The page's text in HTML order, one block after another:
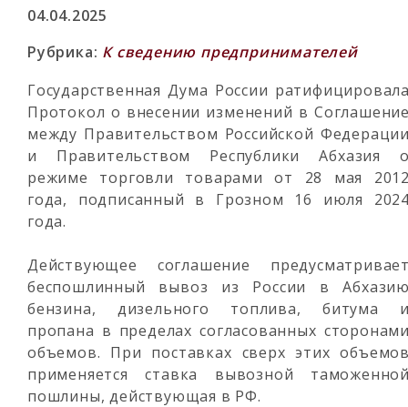
04.04.2025
Рубрика: К сведению предпринимателей
Государственная Дума России
Протокол о внесении изменений в
между Правительством Российской
и Правительством Республики Абхазия
режиме торговли товарами от 28 мая
года, подписанный в Грозном 16 июля
года.
Действующее соглашение
беспошлинный вывоз из России в
бензина, дизельного топлива, битума
пропана в пределах согласованных
объемов. При поставках сверх этих
применяется ставка вывозной
пошлины, действующая в РФ.